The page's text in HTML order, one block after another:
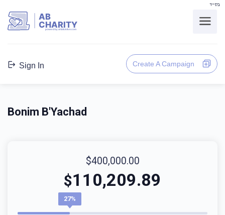
בס"ד
AB
CHARITY
powerd by ahblicklive.com
Sign In Create A Campaign
Bonim B'Yachad
$400,000.00
$110,209.89
27%